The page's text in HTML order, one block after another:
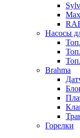
Насосы
Brahma
Горелки